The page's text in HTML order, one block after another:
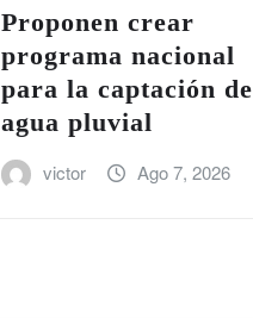
Proponen crear
programa nacional
para la captación de
agua pluvial
victor Ago 7, 2026